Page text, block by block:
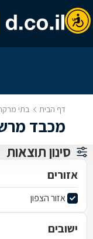
דף הבית בתי
מכבד
סינון תוצאות
אזורים
אזור הצפון
ישובים